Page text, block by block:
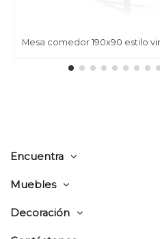
Mesa comedor 190x90 estilo
Encuentra
Muebles
Decoración